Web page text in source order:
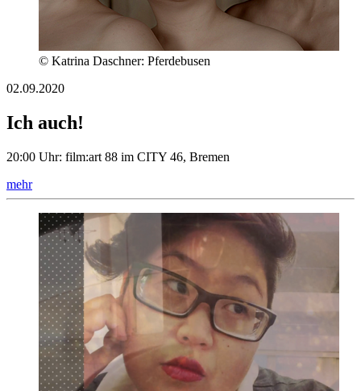
© Katrina Daschner: Pferdebusen
02.09.2020
Ich auch!
20:00 Uhr: film:art 88 im CITY 46, Bremen
mehr